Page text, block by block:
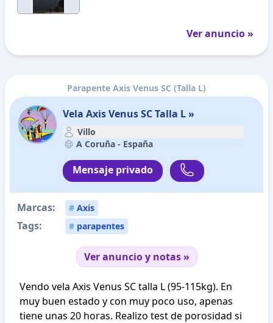
Ver anuncio »
Parapente Axis Venus SC (Talla L)
Vela Axis Venus SC Talla L »
Villo
A Coruña - España
Mensaje privado
Marcas: # Axis
Tags: # parapentes
Ver anuncio y notas »
Vendo vela Axis Venus SC talla L (95-115kg). En
muy buen estado y con muy poco uso, apenas
tiene unas 20 horas. Realizo test de porosidad si